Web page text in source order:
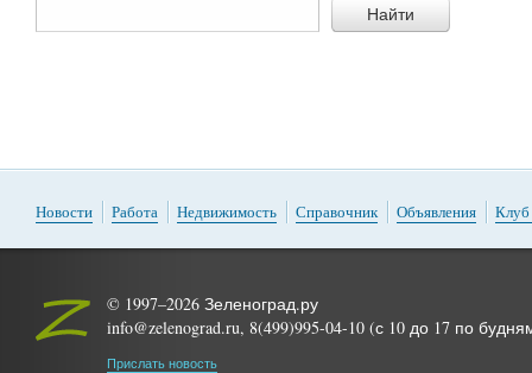
Найти
Новости Работа Недвижимость Справочник Объявления Клуб
© 1997–2026 Зеленоград.ру
info@zelenograd.ru, 8(499)995-04-10 (с 10 до 17 по
Прислать новость